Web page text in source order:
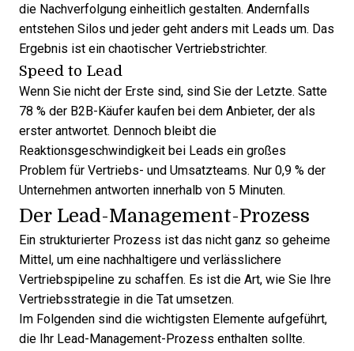
die Nachverfolgung einheitlich gestalten. Andernfalls
entstehen Silos und jeder geht anders mit Leads um. Das
Ergebnis ist ein chaotischer Vertriebstrichter.
Speed to Lead
Wenn Sie nicht der Erste sind, sind Sie der Letzte. Satte
78 % der B2B-Käufer kaufen bei dem Anbieter, der als
erster antwortet. Dennoch bleibt die
Reaktionsgeschwindigkeit bei Leads ein großes
Problem für Vertriebs- und Umsatzteams. Nur 0,9 % der
Unternehmen antworten innerhalb von 5 Minuten.
Der Lead-Management-Prozess
Ein strukturierter Prozess ist das nicht ganz so geheime
Mittel, um eine nachhaltigere und verlässlichere
Vertriebspipeline zu schaffen. Es ist die Art, wie Sie Ihre
Vertriebsstrategie in die Tat umsetzen.
Im Folgenden sind die wichtigsten Elemente aufgeführt,
die Ihr Lead-Management-Prozess enthalten sollte.